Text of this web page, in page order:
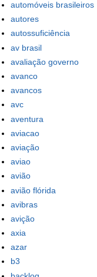
automóveis brasileiros
autores
autossuficiência
av brasil
avaliação governo
avanco
avancos
avc
aventura
aviacao
aviação
aviao
avião
avião flórida
avibras
avição
axia
azar
b3